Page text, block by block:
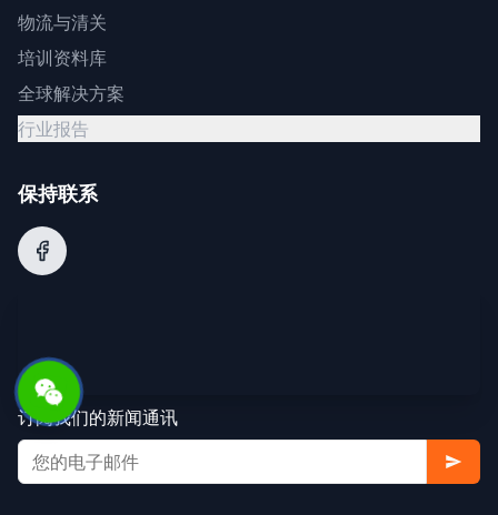
物流与清关
培训资料库
全球解决方案
行业报告
保持联系
订阅我们的新闻通讯